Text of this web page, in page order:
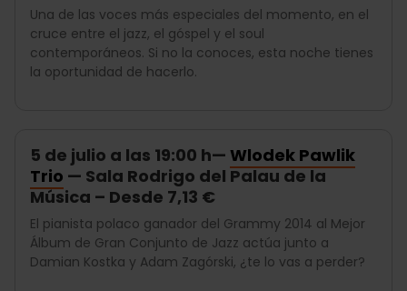
Una de las voces más especiales del momento, en el
cruce entre el jazz, el góspel y el soul
contemporáneos. Si no la conoces, esta noche tienes
la oportunidad de hacerlo.
5 de julio a las 19:00 h— Wlodek Pawlik
Trio — Sala Rodrigo del Palau de la
Música – Desde 7,13 €
El pianista polaco ganador del Grammy 2014 al Mejor
Álbum de Gran Conjunto de Jazz actúa junto a
Damian Kostka y Adam Zagórski, ¿te lo vas a perder?